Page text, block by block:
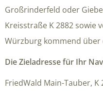
Großrinderfeld oder
Kreisstraße K 2882 sowie
Würzburg kommend über
Die Zieladresse für Ihr
FriedWald Main-Tauber,